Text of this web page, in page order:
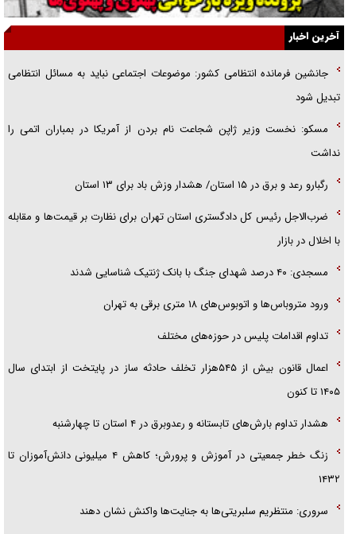
ارتقا می‌داد
راننده مست به قانون می‌خندد
همه آقای دوربینی شده‌ایم!
آیا مقاومت فلسطین خلع‌سلاح می‌شود؟
آخرین اخبار
جانشین فرمانده انتظامی کشور: موضوعات اجتماعی نباید به مسائل انتظامی
تبدیل شود
مسکو: نخست وزیر ژاپن شجاعت نام بردن از آمریکا در بمباران اتمی را
نداشت
رگبارو رعد و برق در ۱۵ استان/ هشدار وزش باد برای ۱۳ استان‌
ضرب‌الاجل رئیس کل دادگستری استان تهران برای نظارت بر قیمت‌ها و مقابله
با اخلال در بازار
مسجدی: ۴۰ درصد شهدای جنگ با بانک ژنتیک شناسایی شدند
ورود متروباس‌ها و اتوبوس‌های ۱۸ متری برقی به تهران
تداوم اقدامات پلیس در حوزه‌های مختلف
اعمال قانون بیش از ۵۴۵هزار تخلف حادثه ساز در پایتخت از ابتدای سال
۱۴۰۵ تا کنون
هشدار تداوم بارش‌های تابستانه و رعدوبرق در ۴ استان تا چهارشنبه
زنگ خطر جمعیتی در آموزش و پرورش؛ کاهش ۴ میلیونی دانش‌آموزان تا
۱۴۳۲
سروری: منتظریم سلبریتی‌ها به جنایت‌ها واکنش نشان دهند